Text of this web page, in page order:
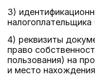
3)
4) реквизиты
право
пользования) на
и место